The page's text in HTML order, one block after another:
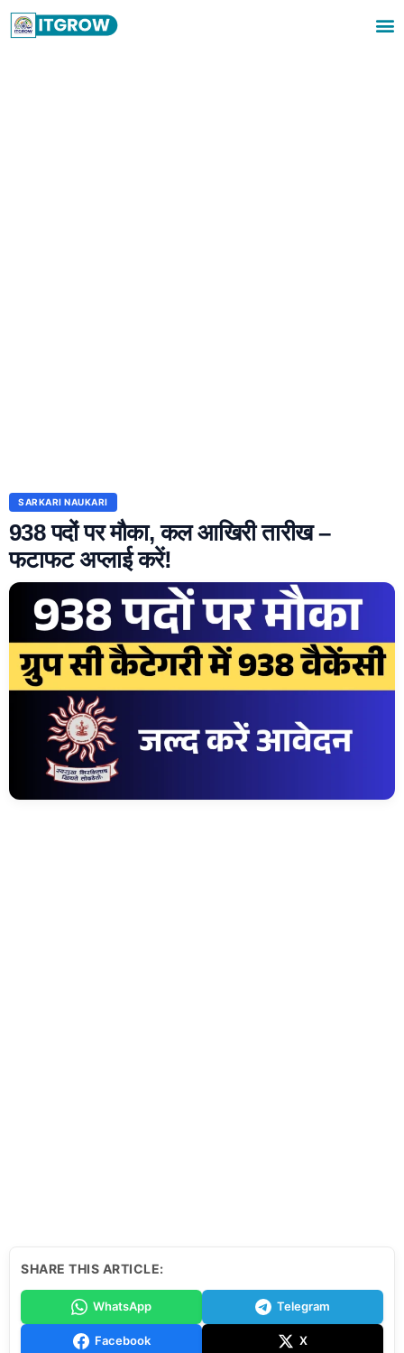
SARKARI NAUKARI
938 पदों पर मौका, कल आखिरी तारीख –
फटाफट अप्लाई करें!
SHARE THIS ARTICLE:
WhatsApp Telegram
Facebook X